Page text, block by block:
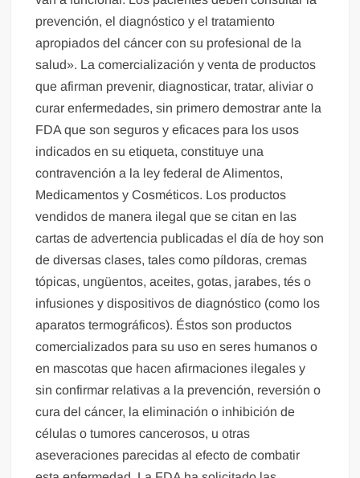
prevención, el diagnóstico y el tratamiento
apropiados del cáncer con su profesional de la
salud». La comercialización y venta de productos
que afirman prevenir, diagnosticar, tratar, aliviar o
curar enfermedades, sin primero demostrar ante la
FDA que son seguros y eficaces para los usos
indicados en su etiqueta, constituye una
contravención a la ley federal de Alimentos,
Medicamentos y Cosméticos. Los productos
vendidos de manera ilegal que se citan en las
cartas de advertencia publicadas el día de hoy son
de diversas clases, tales como píldoras, cremas
tópicas, ungüentos, aceites, gotas, jarabes, tés o
infusiones y dispositivos de diagnóstico (como los
aparatos termográficos). Éstos son productos
comercializados para su uso en seres humanos o
en mascotas que hacen afirmaciones ilegales y
sin confirmar relativas a la prevención, reversión o
cura del cáncer, la eliminación o inhibición de
células o tumores cancerosos, u otras
aseveraciones parecidas al efecto de combatir